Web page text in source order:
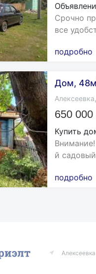
Срочно
все
подробно
Дом,
Алексеевка,
650 000
Купить
й
подробно
Алексеевка